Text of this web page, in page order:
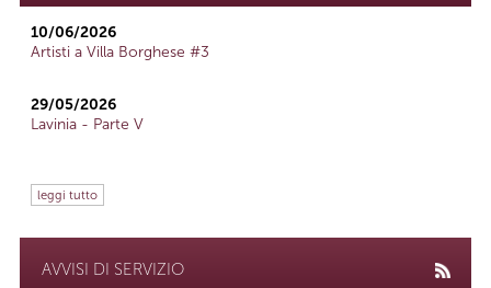
10/06/2026
Artisti a Villa Borghese #3
29/05/2026
Lavinia - Parte V
leggi tutto
AVVISI DI SERVIZIO